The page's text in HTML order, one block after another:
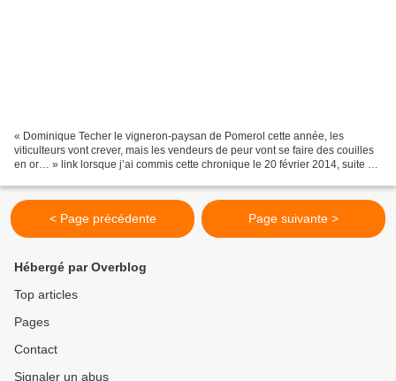
« Dominique Techer le vigneron-paysan de Pomerol cette année, les
viticulteurs vont crever, mais les vendeurs de peur vont se faire des couilles
en or… » link lorsque j’ai commis cette chronique le 20 février 2014, suite à
< Page précédente Page suivante >
Hébergé par Overblog
Top articles
Pages
Contact
Signaler un abus